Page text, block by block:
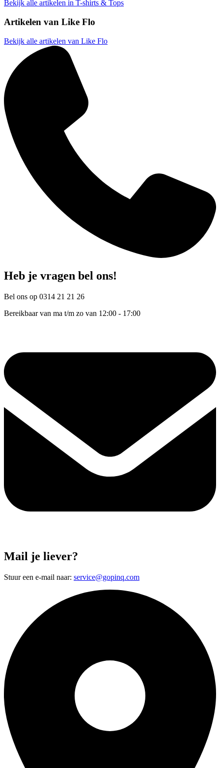
Bekijk alle artikelen in T-shirts & Tops
Artikelen van Like Flo
Bekijk alle artikelen van Like Flo
Heb je vragen bel ons!
Bel ons op 0314 21 21 26
Bereikbaar van ma t/m zo van 12:00 - 17:00
Mail je liever?
Stuur een e-mail naar: service@gopinq.com